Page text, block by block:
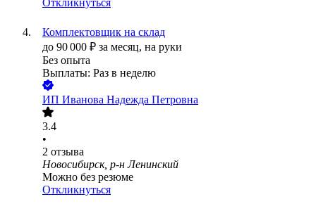
Откликнуться
Комплектовщик на склад
до 90 000 ₽ за месяц, на руки
Без опыта
Выплаты: Раз в неделю
ИП Иванова Надежда Петровна
3.4
•
2 отзыва
Новосибирск, р-н Ленинский
Можно без резюме
Откликнуться